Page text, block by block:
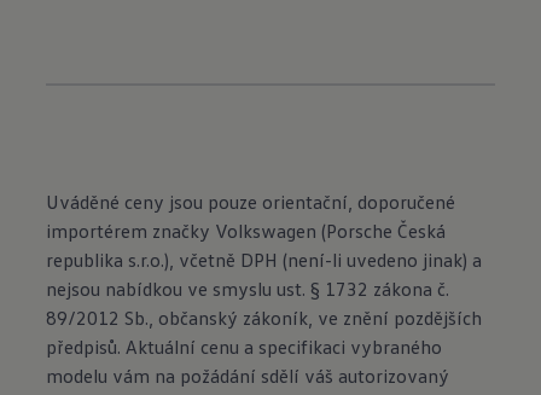
Uváděné ceny jsou pouze orientační, doporučené
importérem značky Volkswagen (Porsche Česká
republika s.r.o.), včetně DPH (není-li uvedeno jinak) a
nejsou nabídkou ve smyslu ust. § 1732 zákona č.
89/2012 Sb., občanský zákoník, ve znění pozdějších
předpisů. Aktuální cenu a specifikaci vybraného
modelu vám na požádání sdělí váš autorizovaný